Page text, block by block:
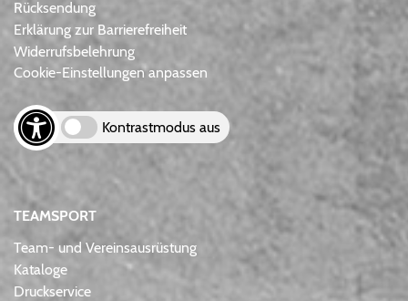
Rücksendung
Erklärung zur Barrierefreiheit
Widerrufsbelehrung
Cookie-Einstellungen anpassen
Kontrastmodus aus
TEAMSPORT
Team- und Vereinsausrüstung
Kataloge
Druckservice